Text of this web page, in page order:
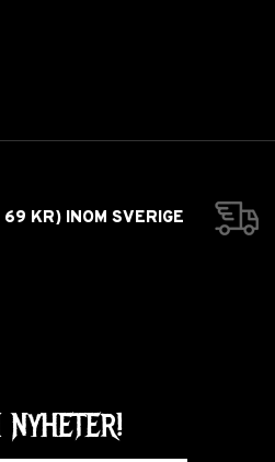
KR) INOM SVERIGE